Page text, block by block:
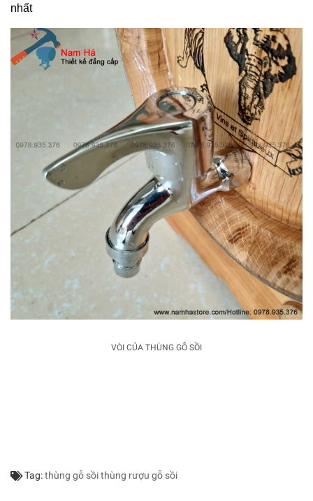
nhất
VÒI CỦA THÙNG GỖ SỒI
Tag:thùng gỗ sồithùng rượu gỗ sồi